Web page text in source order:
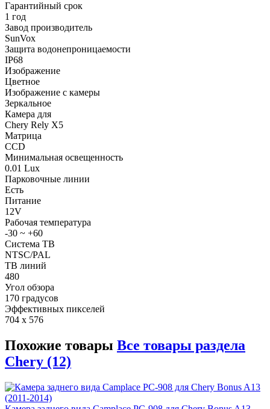
Гарантийный срок
1 год
Завод производитель
SunVox
Защита водонепроницаемости
IP68
Изображение
Цветное
Изображение с камеры
Зеркальное
Камера для
Chery Rely X5
Матрица
CCD
Минимальная освещенность
0.01 Lux
Парковочные линии
Есть
Питание
12V
Рабочая температура
-30 ~ +60
Система ТВ
NTSC/PAL
ТВ линий
480
Угол обзора
170 градусов
Эффективных пикселей
704 x 576
Похожие товары Все товары раздела
Chery (12)